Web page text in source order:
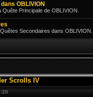
OBLIVION
Principale de OBLIVION.
Secondaires dans OBLIVION.
Scrolls IV